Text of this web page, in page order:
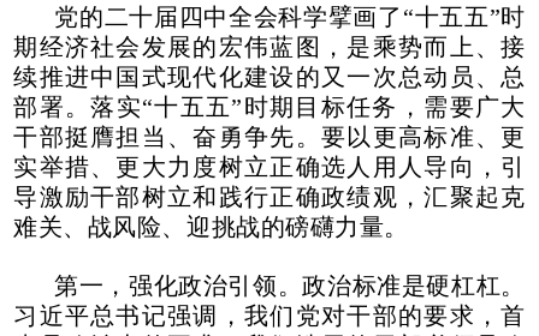
党的二十届四中全会科学擘画了“十五五”时
期经济社会发展的宏伟蓝图，是乘势而上、接
续推进中国式现代化建设的又一次总动员、总
部署。落实“十五五”时期目标任务，需要广大
干部挺膺担当、奋勇争先。要以更高标准、更
实举措、更大力度树立正确选人用人导向，引
导激励干部树立和践行正确政绩观，汇聚起克
难关、战风险、迎挑战的磅礴力量。
第一，强化政治引领。政治标准是硬杠杠。
习近平总书记强调，我们党对干部的要求，首